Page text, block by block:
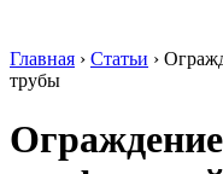
Трубы
Главная › Статьи ›
трубы